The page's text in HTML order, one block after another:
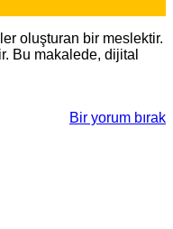
oluşturan bir meslektir.
Bu makalede, dijital
Bir yorum bırak